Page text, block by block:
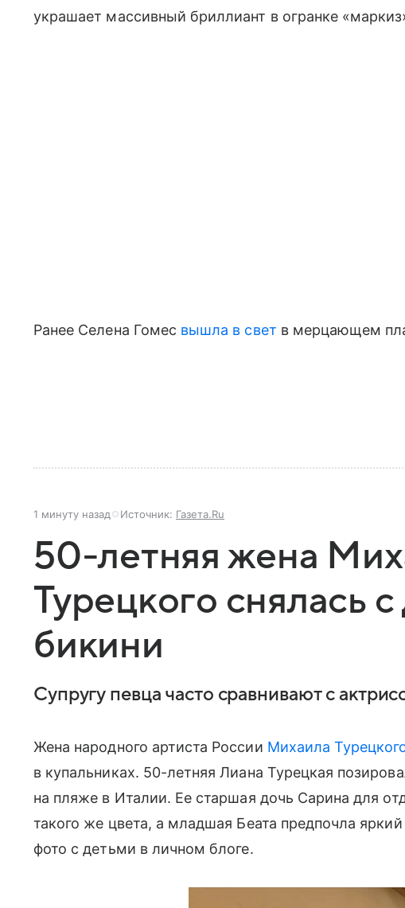
украшает массивный бриллиант в огранке
Ранее Селена Гомес вышла в свет в мерцающем
1 минуту назад Источник: Газета.Ru
50-летняя жена
Турецкого снялась
бикини
Супругу певца часто сравнивают с
Жена народного артиста России Михаила
в купальниках. 50-летняя Лиана Турецкая
на пляже в Италии. Ее старшая дочь Сарина для
такого же цвета, а младшая Беата предпочла
фото с детьми в личном блоге.